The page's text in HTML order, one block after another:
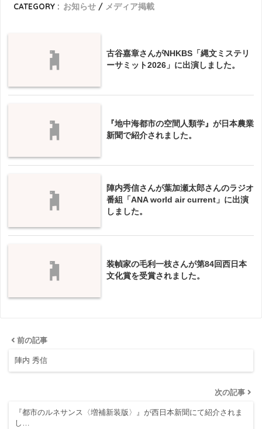
CATEGORY : お知らせ メディア掲載
古谷嘉章さんがNHKBS「縄文ミステリ
ーサミット2026」に出演しました。
『地中海都市の空間人類学』が日本農業
新聞で紹介されました。
陣内秀信さんが葉加瀬太郎さんのラジオ
番組「ANA world air current」に出演
しました。
装幀家の毛利一枝さんが第84回西日本
文化賞を受賞されました。
前の記事
陣内 秀信
次の記事
『都市のルネサンス〈増補新装版〉』が西日本新聞にて紹介されま
し…